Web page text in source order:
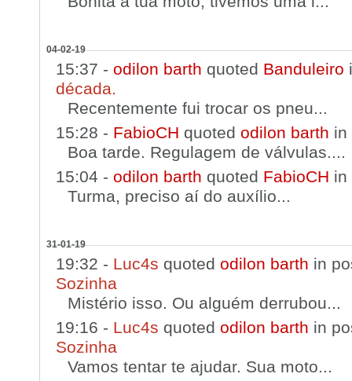
04-02-19
15:37 - odilon barth quoted Banduleiro
década.
Recentemente fui trocar os pneu...
15:28 - FabioCH quoted odilon barth
Boa tarde. Regulagem de válvulas....
15:04 - odilon barth quoted FabioCH
Turma, preciso aí do auxílio...
31-01-19
19:32 - Luc4s quoted odilon barth in
Sozinha
Mistério isso. Ou alguém derrubou...
19:16 - Luc4s quoted odilon barth in
Sozinha
Vamos tentar te ajudar. Sua moto...